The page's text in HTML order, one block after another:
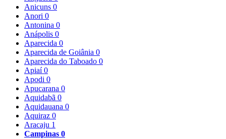
Anicuns 0
Anori 0
Antonina 0
Anápolis 0
Aparecida 0
Aparecida de Goiânia 0
Aparecida do Taboado 0
Apiaí0
Apodi 0
Apucarana 0
Aquidabã 0
Aquidauana 0
Aquiraz 0
Aracaju 1
Campinas 0